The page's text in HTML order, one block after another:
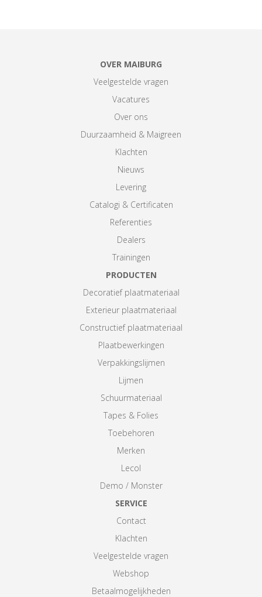
OVER MAIBURG
Veelgestelde vragen
Vacatures
Over ons
Duurzaamheid & Maigreen
Klachten
Nieuws
Levering
Catalogi & Certificaten
Referenties
Dealers
Trainingen
PRODUCTEN
Decoratief plaatmateriaal
Exterieur plaatmateriaal
Constructief plaatmateriaal
Plaatbewerkingen
Verpakkingslijmen
Lijmen
Schuurmateriaal
Tapes & Folies
Toebehoren
Merken
Lecol
Demo / Monster
SERVICE
Contact
Klachten
Veelgestelde vragen
Webshop
Betaalmogelijkheden